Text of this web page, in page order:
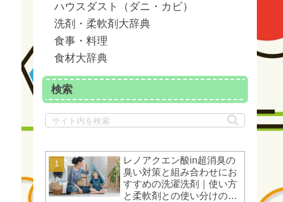
ハウスダスト（ダニ・カビ）
洗剤・柔軟剤大辞典
食事・料理
食材大辞典
検索
レノアクエン酸in超消臭の
臭い対策と組み合わせにお
すすめの洗濯洗剤｜使い方
と柔軟剤との使い分けのコ